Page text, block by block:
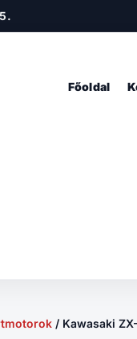
Főoldal
/ Kawasaki